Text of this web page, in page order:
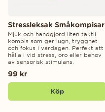
Stressleksak Småkompisar
Mjuk och handgjord liten taktil
kompis som ger lugn, trygghet
och fokus i vardagen. Perfekt att
hålla i vid stress, oro eller behov
av sensorisk stimulans.
99 kr
Köp